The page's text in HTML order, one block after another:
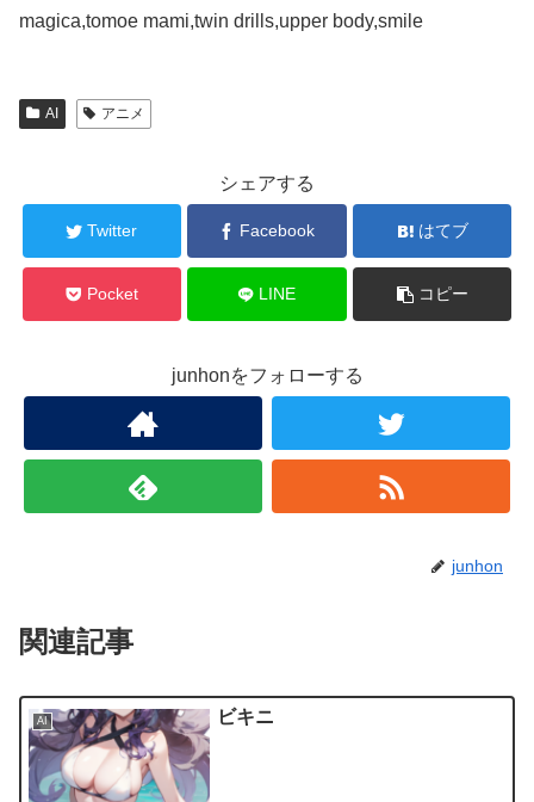
magica,tomoe mami,twin drills,upper body,smile
AI アニメ
シェアする
Twitter Facebook はてブ
Pocket LINE コピー
junhonをフォローする
junhon
関連記事
AI ビキニ